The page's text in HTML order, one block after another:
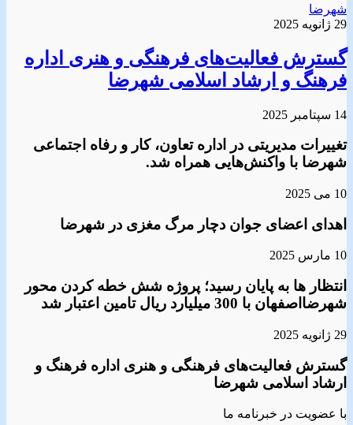
شهرضا
29 ژانویه 2025
گسترش فعالیت‌های فرهنگی و هنری اداره
فرهنگ و ارشاد اسلامی شهرضا
14 سپتامبر 2025
تغییرات مدیریتی در اداره تعاون، کار و رفاه اجتماعی
شهرضا با واکنش‌هایی همراه شد.
10 می 2025
اهدای اعضای جوان دچار مرگ مغزی در شهرضا
10 مارس 2025
انتظار ها به پایان رسید؛ پروژه شش خطه کردن محور
شهرضااصفهان با 300 میلیارد ریال تامین اعتبار شد
29 ژانویه 2025
گسترش فعالیت‌های فرهنگی و هنری اداره فرهنگ و
ارشاد اسلامی شهرضا
با عضویت در خبرنامه ما